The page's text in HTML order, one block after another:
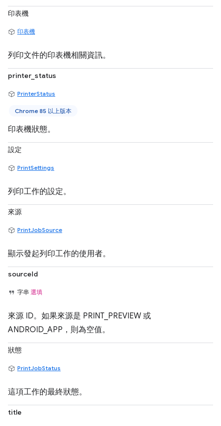
印表機
印表機
列印文件的印表機相關資訊。
printer_status
PrinterStatus
Chrome 85 以上版本
印表機狀態。
設定
PrintSettings
列印工作的設定。
來源
PrintJobSource
顯示發起列印工作的使用者。
sourceId
字串 選填
來源 ID。如果來源是 PRINT_PREVIEW 或
ANDROID_APP，則為空值。
狀態
PrintJobStatus
這項工作的最終狀態。
title